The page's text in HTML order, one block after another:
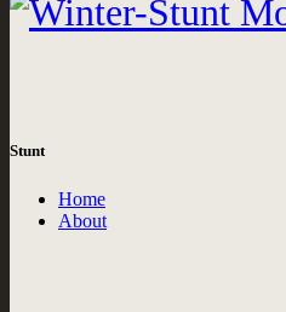
Stunt
Home
About